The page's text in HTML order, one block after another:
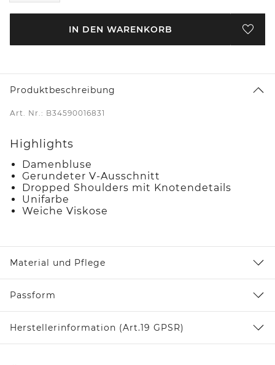
IN DEN WARENKORB
Produktbeschreibung
Art. Nr.: B34590016831
Highlights
Damenbluse
Gerundeter V-Ausschnitt
Dropped Shoulders mit Knotendetails
Unifarbe
Weiche Viskose
Material und Pflege
Passform
Herstellerinformation (Art.19 GPSR)